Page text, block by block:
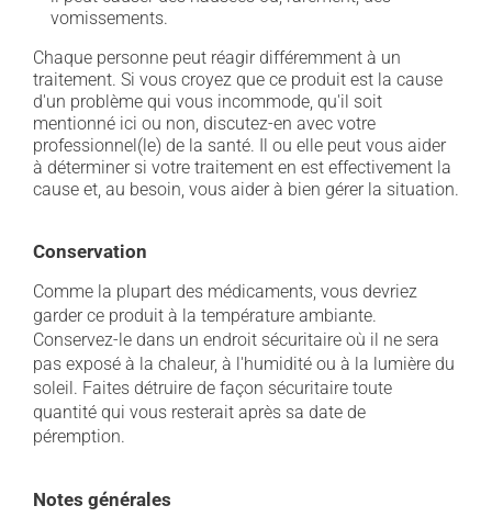
vomissements.
Chaque personne peut réagir différemment à un
traitement. Si vous croyez que ce produit est la cause
d'un problème qui vous incommode, qu'il soit
mentionné ici ou non, discutez-en avec votre
professionnel(le) de la santé. Il ou elle peut vous aider
à déterminer si votre traitement en est effectivement la
cause et, au besoin, vous aider à bien gérer la situation.
Conservation
Comme la plupart des médicaments, vous devriez
garder ce produit à la température ambiante.
Conservez-le dans un endroit sécuritaire où il ne sera
pas exposé à la chaleur, à l'humidité ou à la lumière du
soleil. Faites détruire de façon sécuritaire toute
quantité qui vous resterait après sa date de
péremption.
Notes générales